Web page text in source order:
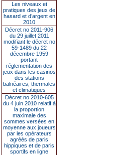
Les niveaux et
pratiques des jeux de
hasard et d’argent en
2010
Décret no 2011-906
du 29 juillet 2011
modifiant le décret no
59-1489 du 22
décembre 1959
portant
réglementation des
jeux dans les casinos
des stations
balnéaires, thermales
et climatiques
Décret no 2010-605
du 4 juin 2010 relatif à
la proportion
maximale des
sommes versées en
moyenne aux joueurs
par les opérateurs
agréés de paris
hippiques et de paris
sportifs en ligne